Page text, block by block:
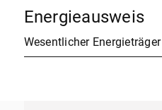
Energieausweis
Wesentlicher Energieträger